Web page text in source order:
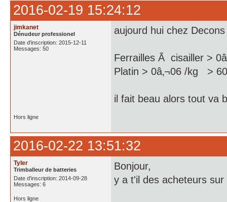
2016-02-19 15:24:12
jimkanet
Dénudeur professionel
Date d'inscription: 2015-12-11
Messages: 50
aujourd hui chez
Ferrailles Ã cisailler >
Platin > 0â‚¬06 /kg >
il fait beau alors tout va
Hors ligne
2016-02-22 13:51:32
Tyler
Trimballeur de batteries
Date d'inscription: 2014-09-28
Messages: 6
Bonjour,
y a t'il des acheteurs
Hors ligne